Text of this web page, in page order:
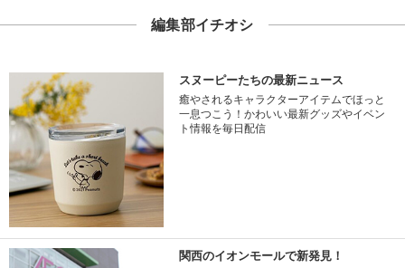
編集部イチオシ
スヌーピーたちの最新ニュース
癒やされるキャラクターアイテムでほっと
一息つこう！かわいい最新グッズやイベン
ト情報を毎日配信
関西のイオンモールで新発見！